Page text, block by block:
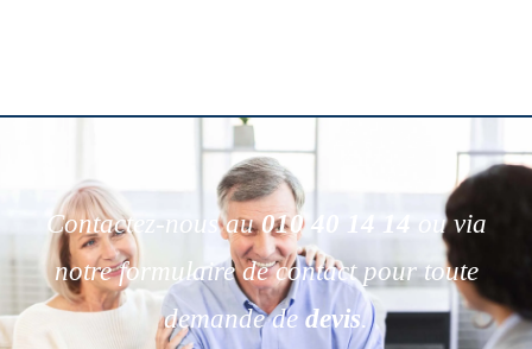
Contactez-nous au010 40 14 14
ou via
notre formulaire de contact pour toute
demande de devis.